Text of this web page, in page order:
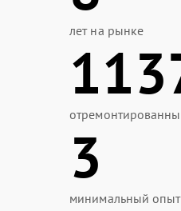
лет на рынке
3
минимальный